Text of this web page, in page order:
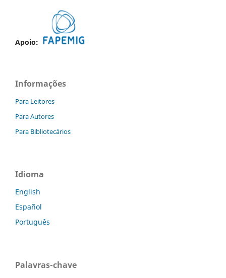
Apoio:
Informações
Para Leitores
Para Autores
Para Bibliotecários
Idioma
English
Español
Português
Palavras-chave